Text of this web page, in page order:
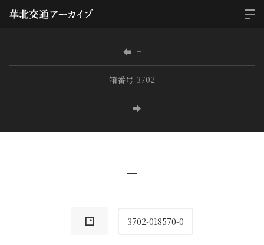
−
箱番号 3702
−
−
3702-018570-0